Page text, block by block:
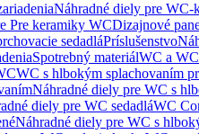
Náhradné diely pre WC-
Pre keramiky WCDizajnové
sedadláPríslušenstvo
Spotrebný materiálWC a WC
WC s hlbokým splachovaním
Náhradné diely pre WC s
diely pre WC sedadláWC
Náhradné diely pre WC s